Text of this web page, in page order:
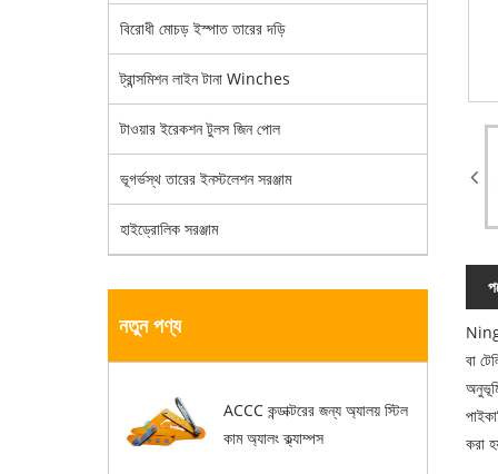
বিরোধী মোচড় ইস্পাত তারের দড়ি
ট্রান্সমিশন লাইন টানা Winches
টাওয়ার ইরেকশন টুলস জিন পোল
ভূগর্ভস্থ তারের ইনস্টলেশন সরঞ্জাম
হাইড্রোলিক সরঞ্জাম
নতুন পণ্য
ACCC কন্ডাক্টরের জন্য অ্যালয় স্টিল
কাম অ্যালং ক্ল্যাম্পস
বা
করা